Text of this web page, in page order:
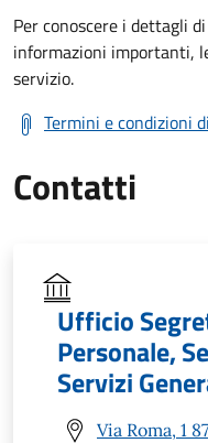
Per conoscere i dettagli
informazioni importanti,
servizio.
Termini e condizioni
Contatti
Ufficio
Personale,
Servizi
Via Roma, 1